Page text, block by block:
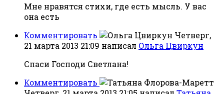
Мне нравятся стихи, где есть мысль. У вас
она есть
Комментировать
Четверг,
21 марта 2013 21:09 написал Ольга Цвиркун
Спаси Господи Светлана!
Комментировать